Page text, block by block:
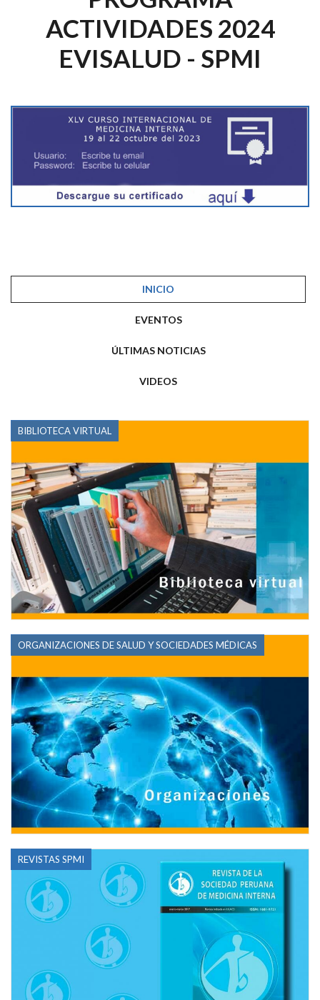
ACTIVIDADES 2024
EVISALUD - SPMI
INICIO
EVENTOS
ÚLTIMAS NOTICIAS
VIDEOS
BIBLIOTECA VIRTUAL
ORGANIZACIONES DE SALUD Y SOCIEDADES MÉDICAS
REVISTAS SPMI